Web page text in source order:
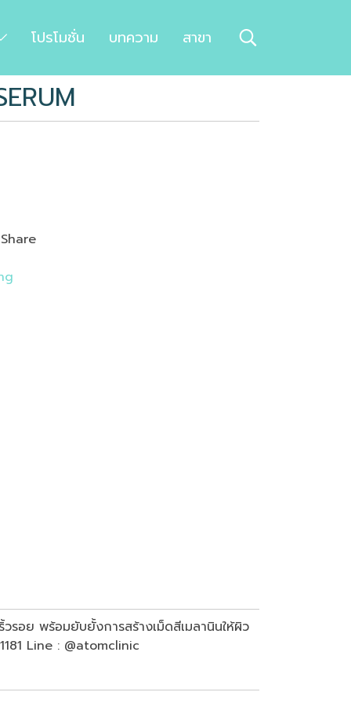
โปรโมชั่น บทความ สาขา
Share
รอย พร้อมยับยั้งการสร้างเม็ดสีเมลานินให้ผิว
Line : @atomclinic